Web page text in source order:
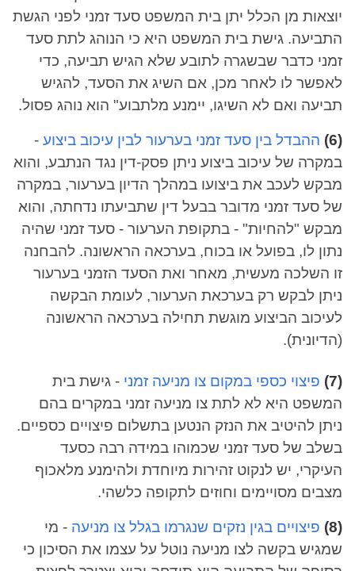
יוצאות מן הכלל יתן בית המשפט סעד זמני לפני הגשת
התביעה. גישת בית המשפט היא כי הנוהג לתת סעד
זמני כדבר שבשגרה לתובע שלא הגיש תביעה, כדי
לאפשר לו לאחר מכן, אם השיג את הסעד, להגיש
תביעה ואם לא השיגו, יימנע מלתבוע" הוא נוהג פסול.
(6) ההבדל בין סעד זמני בערעור לבין עיכוב ביצוע -
במקרה של עיכוב ביצוע ניתן פסק-דין נגד הנתבע, והוא
מבקש לעכב את ביצועו במהלך הדיון בערעור, במקרה
של סעד זמני מדובר בבעל דין שתביעתו נדחתה, והוא
מבקש "להחיות" - בתקופת הערעור - סעד זמני שהיה
נתון לו, בפועל או בכוח, בערכאה הראשונה. להבחנה
זו השלכה מעשית, מאחר ואת הסעד הזמני בערעור
ניתן לבקש רק בערכאת הערעור, לעומת הבקשה
לעיכוב הביצוע מוגשת תחילה בערכאה הראשונה
(הדיונית).
(7) פיצוי כספי במקום צו מניעה זמני - גישת בית
המשפט היא לא לתת צו מניעה זמני במקרים בהם
ניתן להיטיב את הנזק הנטען בתשלום פיצויים כספיים.
בשלב של סעד זמני שכמוהו במידה רבה כסעד
העיקרי, יש לנקוט זהירות מיוחדת ולהימנע מלאכוף
מצבים מסויימים וחוזים לתקופה כלשהי.
(8) פיצויים בגין נזקים שנגרמו בגלל צו מניעה - מי
שמגיש בקשה לצו מניעה נוטל על עצמו את הסיכון כי